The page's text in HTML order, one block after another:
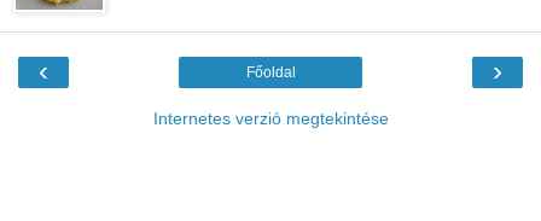
‹ ›
Főoldal
Internetes verzió megtekintése